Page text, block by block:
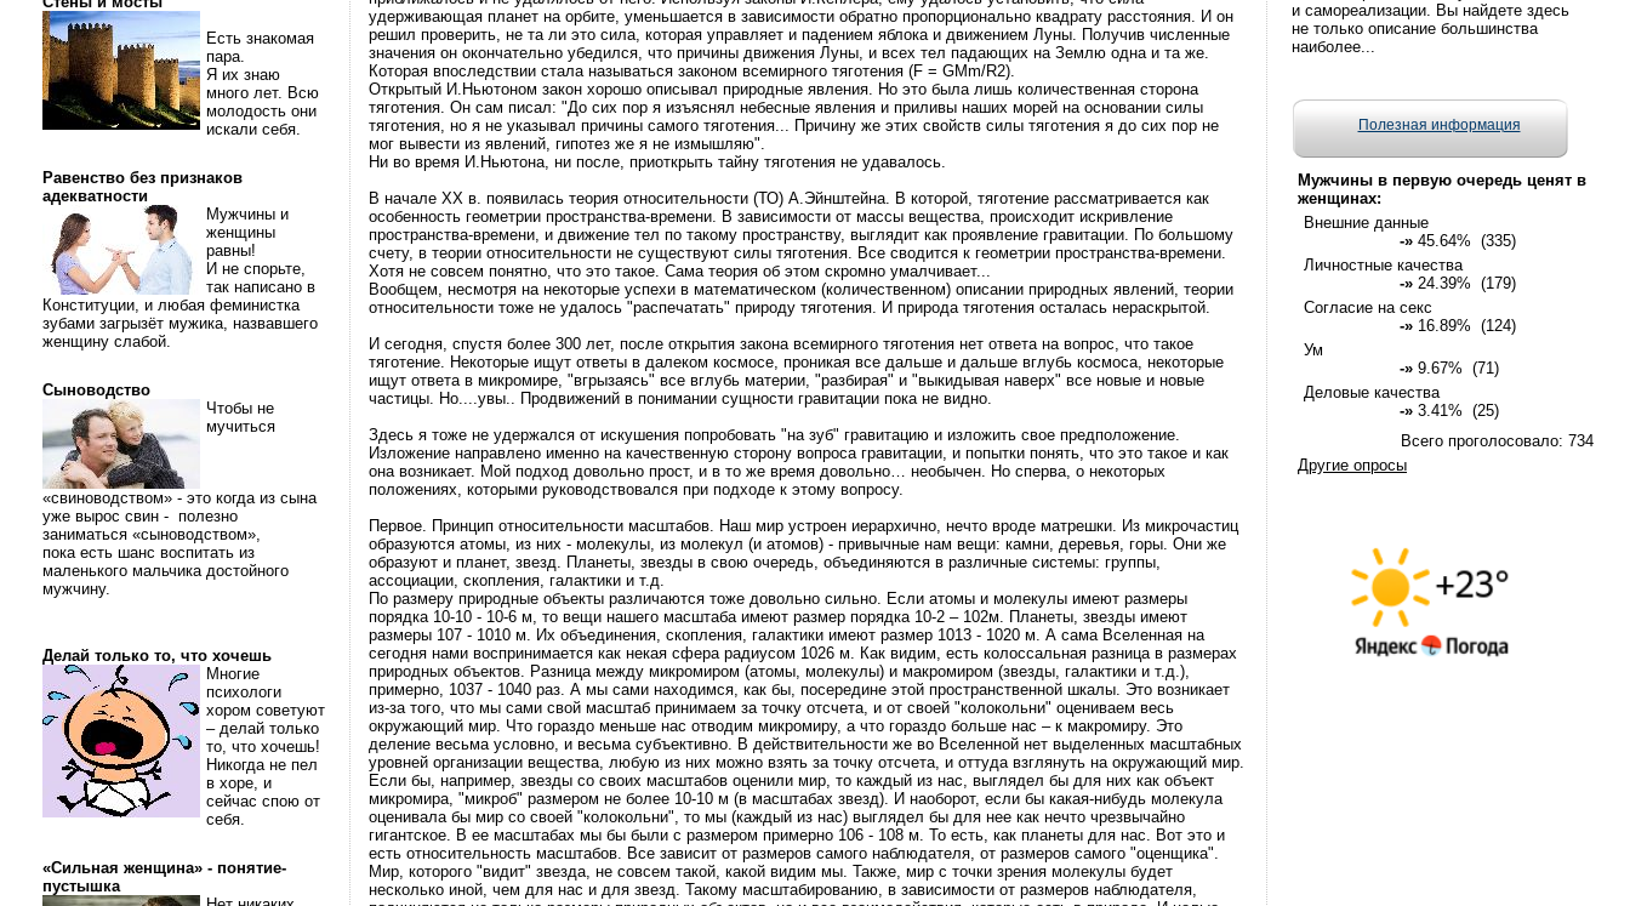
Есть знакомая
пара.
Я их знаю
много лет. Всю
молодость они
искали себя.
Равенство без признаков
адекватности
Мужчины и
женщины
равны!
И не спорьте,
так написано в
Конституции, и любая феминистка
зубами загрызёт мужика, назвавшего
женщину слабой.
Сыноводство
Чтобы не
мучиться
«свиноводством» - это когда из сына
уже вырос свин - полезно
заниматься «сыноводством»,
пока есть шанс воспитать из
маленького мальчика достойного
мужчину.
Делай только то, что хочешь
Многие
психологи
хором советуют
– делай только
то, что хочешь!
Никогда не пел
в хоре, и
сейчас спою от
себя.
«Сильная женщина» - понятие-
пустышка
удерживающая планет на орбите, уменьшается в зависимости обратно пропорционально квадрату расстояния. И он
решил проверить, не та ли это сила, которая управляет и падением яблока и движением Луны. Получив численные
значения он окончательно убедился, что причины движения Луны, и всех тел падающих на Землю одна и та же.
Которая впоследствии стала называться законом всемирного тяготения (F = GMm/R2).
Открытый И.Ньютоном закон хорошо описывал природные явления. Но это была лишь количественная сторона
тяготения. Он сам писал: "До сих пор я изъяснял небесные явления и приливы наших морей на основании силы
тяготения, но я не указывал причины самого тяготения... Причину же этих свойств силы тяготения я до сих пор не
мог вывести из явлений, гипотез же я не измышляю".
Ни во время И.Ньютона, ни после, приоткрыть тайну тяготения не удавалось.
В начале XX в. появилась теория относительности (ТО) А.Эйнштейна. В которой, тяготение рассматривается как
особенность геометрии пространства-времени. В зависимости от массы вещества, происходит искривление
пространства-времени, и движение тел по такому пространству, выглядит как проявление гравитации. По большому
счету, в теории относительности не существуют силы тяготения. Все сводится к геометрии пространства-времени.
Хотя не совсем понятно, что это такое. Сама теория об этом скромно умалчивает...
Вообщем, несмотря на некоторые успехи в математическом (количественном) описании природных явлений, теории
относительности тоже не удалось "распечатать" природу тяготения. И природа тяготения осталась нераскрытой.
И сегодня, спустя более 300 лет, после открытия закона всемирного тяготения нет ответа на вопрос, что такое
тяготение. Некоторые ищут ответы в далеком космосе, проникая все дальше и дальше вглубь космоса, некоторые
ищут ответа в микромире, "вгрызаясь" все вглубь материи, "разбирая" и "выкидывая наверх" все новые и новые
частицы. Но....увы.. Продвижений в понимании сущности гравитации пока не видно.
Здесь я тоже не удержался от искушения попробовать "на зуб" гравитацию и изложить свое предположение.
Изложение направлено именно на качественную сторону вопроса гравитации, и попытки понять, что это такое и как
она возникает. Мой подход довольно прост, и в то же время довольно… необычен. Но сперва, о некоторых
положениях, которыми руководствовался при подходе к этому вопросу.
Первое. Принцип относительности масштабов. Наш мир устроен иерархично, нечто вроде матрешки. Из микрочастиц
образуются атомы, из них - молекулы, из молекул (и атомов) - привычные нам вещи: камни, деревья, горы. Они же
образуют и планет, звезд. Планеты, звезды в свою очередь, объединяются в различные системы: группы,
ассоциации, скопления, галактики и т.д.
По размеру природные объекты различаются тоже довольно сильно. Если атомы и молекулы имеют размеры
порядка 10-10 - 10-6 м, то вещи нашего масштаба имеют размер порядка 10-2 – 102м. Планеты, звезды имеют
размеры 107 - 1010 м. Их объединения, скопления, галактики имеют размер 1013 - 1020 м. А сама Вселенная на
сегодня нами воспринимается как некая сфера радиусом 1026 м. Как видим, есть колоссальная разница в размерах
природных объектов. Разница между микромиром (атомы, молекулы) и макромиром (звезды, галактики и т.д.),
примерно, 1037 - 1040 раз. А мы сами находимся, как бы, посередине этой пространственной шкалы. Это возникает
из-за того, что мы сами свой масштаб принимаем за точку отсчета, и от своей "колокольни" оцениваем весь
окружающий мир. Что гораздо меньше нас отводим микромиру, а что гораздо больше нас – к макромиру. Это
деление весьма условно, и весьма субъективно. В действительности же во Вселенной нет выделенных масштабных
уровней организации вещества, любую из них можно взять за точку отсчета, и оттуда взглянуть на окружающий мир.
Если бы, например, звезды со своих масштабов оценили мир, то каждый из нас, выглядел бы для них как объект
микромира, "микроб" размером не более 10-10 м (в масштабах звезд). И наоборот, если бы какая-нибудь молекула
оценивала бы мир со своей "колокольни", то мы (каждый из нас) выглядел бы для нее как нечто чрезвычайно
гигантское. В ее масштабах мы бы были с размером примерно 106 - 108 м. То есть, как планеты для нас. Вот это и
есть относительность масштабов. Все зависит от размеров самого наблюдателя, от размеров самого "оценщика".
Мир, которого "видит" звезда, не совсем такой, какой видим мы. Также, мир с точки зрения молекулы будет
несколько иной, чем для нас и для звезд. Такому масштабированию, в зависимости от размеров наблюдателя,
и самореализации. Вы найдете здесь
не только описание большинства
наиболее...
Полезная информация
Мужчины в первую очередь ценят в
женщинах:
Внешние данные
-» 45.64% (335)
Личностные качества
-» 24.39% (179)
Согласие на секс
-» 16.89% (124)
Ум
-» 9.67% (71)
Деловые качества
-» 3.41% (25)
Всего проголосовало: 734
Другие опросы